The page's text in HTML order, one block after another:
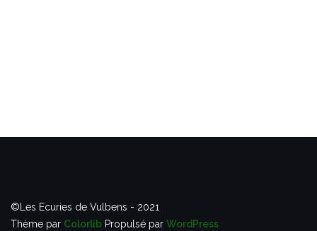
©Les Ecuries de Vulbens - 2021
Thème par Colorlib Propulsé par WordPress